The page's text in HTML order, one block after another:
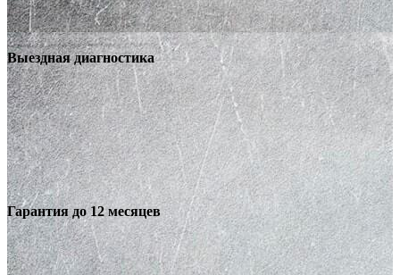
Выездная диагностика
Гарантия до 12 месяцев